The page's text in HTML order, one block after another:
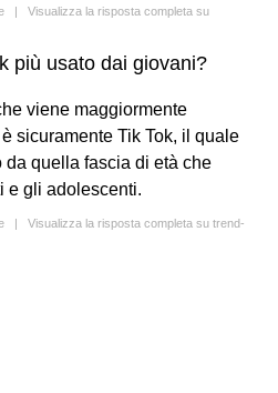
| Visualizza la risposta completa su
più usato dai giovani?
viene maggiormente
sicuramente Tik Tok, il quale
da quella fascia di età che
e gli adolescenti.
| Visualizza la risposta completa su trend-